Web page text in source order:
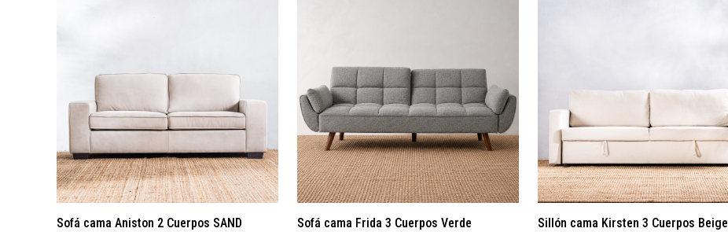
Sofá cama Aniston 2 Cuerpos SAND
Sofá cama Frida 3 Cuerpos Verde
Sillón cama Kirsten 3 Cuerpos Beige